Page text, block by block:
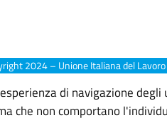
2024 – Unione Italiana del
di navigazione
che non comportano